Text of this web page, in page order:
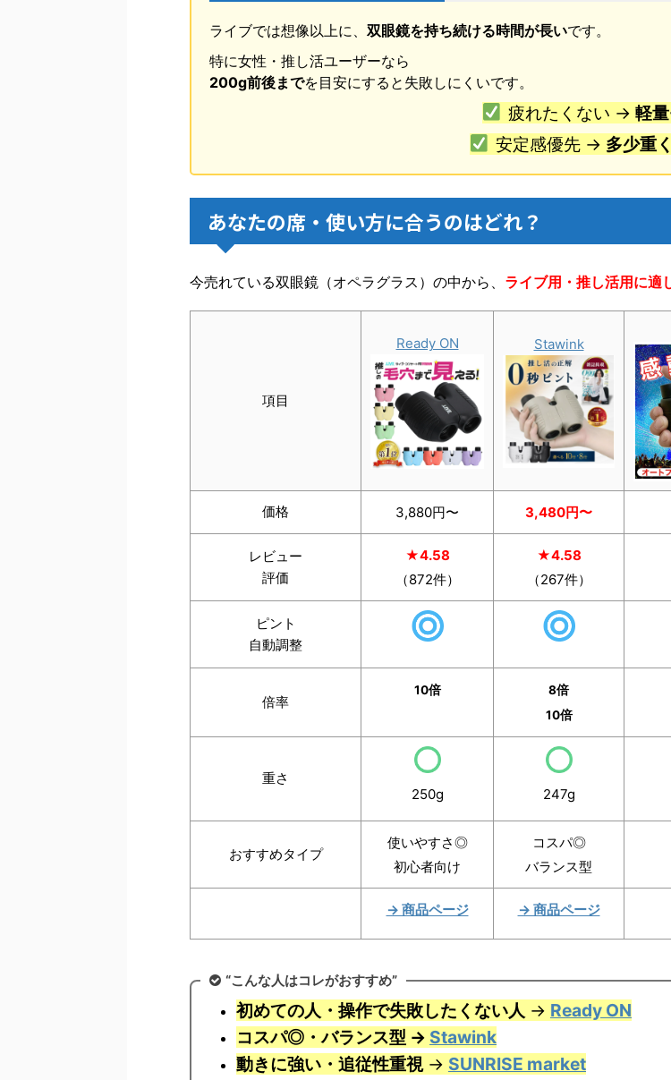
ライブでは想像以上に、 双眼鏡を持ち続ける時間が長いです。
特に女性・推し活ユーザーなら
200g前後までを目安にすると失敗しにくいです。
疲れたくない →軽
安定感優先 → 多少重
あなたの席・使い方に合うのはどれ？
今売れている双眼鏡（オペラグラス）の中から、 ライブ用・推し活用に適
項目
Ready ON Stawink
価格 3,880円〜 3,480円〜
レビュー
評価
★4.58
（872件）
★4.58
（267件）
ピント
自動調整
倍率
10倍
8倍
10倍
重さ
250g
247g
おすすめタイプ
使いやすさ◎
初心者向け
コスパ◎
バランス型
→ 商品ページ → 商品ページ
“こんな人はコレがおすすめ”
初めての人・操作で失敗したくない人 → Ready ON
コスパ◎・バランス型 → Stawink
動きに強い・追従性重視→ SUNRISE market